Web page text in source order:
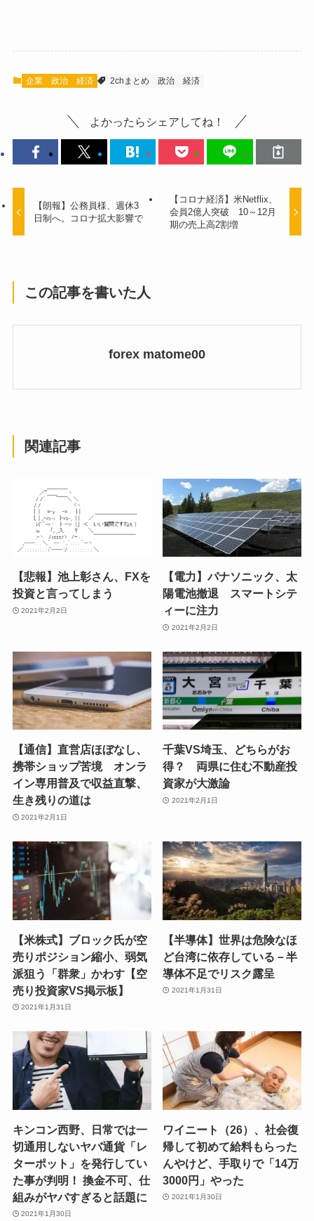
企業 政治 経済 2chまとめ 政治 経済
よかったらシェアしてね！
【朗報】公務員様、週休3
日制へ。コロナ拡大影響で
【コロナ経済】米Netflix、
会員2億人突破 10～12月
期の売上高2割増
この記事を書いた人
forex matome00
関連記事
【悲報】池上彰さん、FXを
投資と言ってしまう
2021年2月2日
【電力】パナソニック、太
陽電池撤退 スマートシテ
ィーに注力
2021年2月2日
【通信】直営店ほぼなし、
携帯ショップ苦境 オンラ
イン専用普及で収益直撃、
生き残りの道は
2021年2月1日
千葉VS埼玉、どちらがお
得？ 両県に住む不動産投
資家が大激論
2021年2月1日
【米株式】ブロック氏が空
売りポジション縮小、弱気
派狙う「群衆」かわす【空
売り投資家VS掲示板】
2021年1月31日
【半導体】世界は危険なほ
ど台湾に依存している－半
導体不足でリスク露呈
2021年1月31日
キンコン西野、日常では一
切通用しないヤバ通貨「レ
ターポット」を発行してい
た事が判明！ 換金不可、仕
組みがヤバすぎると話題に
2021年1月30日
ワイニート（26）、社会復
帰して初めて給料もらった
んやけど、手取りで「14万
3000円」やった
2021年1月30日